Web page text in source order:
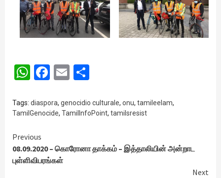
WhatsApp
Facebook
Email
Tags: diaspora, genocidio culturale, onu, tamileelam,
TamilGenocide, TamilInfoPoint, tamilsresist
Continue
Reading
Previous
08.09.2020 – கொரோனா தாக்கம் – இத்தாலியின் அன்றாட
புள்ளிவிபரங்கள்
Next